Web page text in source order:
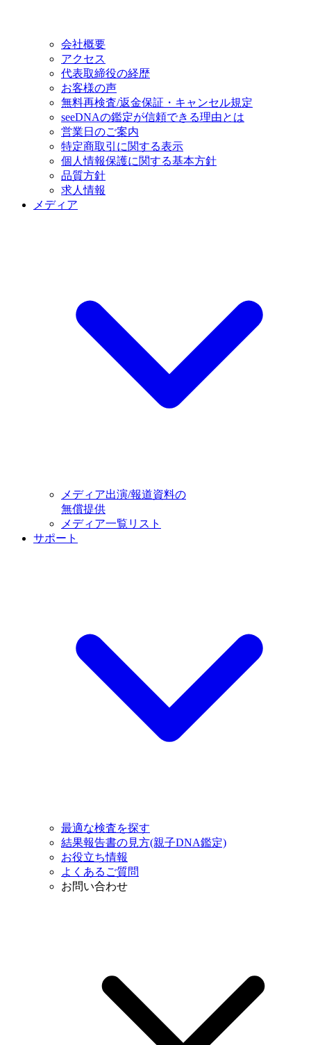
会社概要
アクセス
代表取締役の経歴
お客様の声
無料再検査/返金保証・キャンセル規定
seeDNAの鑑定が信頼できる理由とは
営業日のご案内
特定商取引に関する表示
個人情報保護に関する基本方針
品質方針
求人情報
メディア
メディア出演/報道資料の
無償提供
メディア一覧リスト
サポート
最適な検査を探す
結果報告書の見方(親子DNA鑑定)
お役立ち情報
よくあるご質問
お問い合わせ